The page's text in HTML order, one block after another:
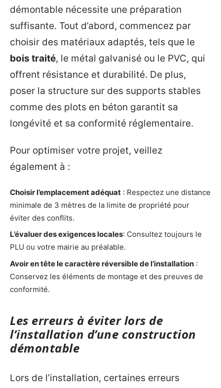
démontable nécessite une préparation
suffisante. Tout d’abord, commencez par
choisir des matériaux adaptés, tels que le
bois traité, le métal galvanisé ou le PVC, qui
offrent résistance et durabilité. De plus,
poser la structure sur des supports stables
comme des plots en béton garantit sa
longévité et sa conformité réglementaire.
Pour optimiser votre projet, veillez
également à :
Choisir l’emplacement adéquat : Respectez une distance
minimale de 3 mètres de la limite de propriété pour
éviter des conflits.
L’évaluer des exigences locales: Consultez toujours le
PLU ou votre mairie au préalable.
Avoir en tête le caractère réversible de l’installation :
Conservez les éléments de montage et des preuves de
conformité.
Les erreurs à éviter lors de
l’installation d’une construction
démontable
Lors de l’installation, certaines erreurs